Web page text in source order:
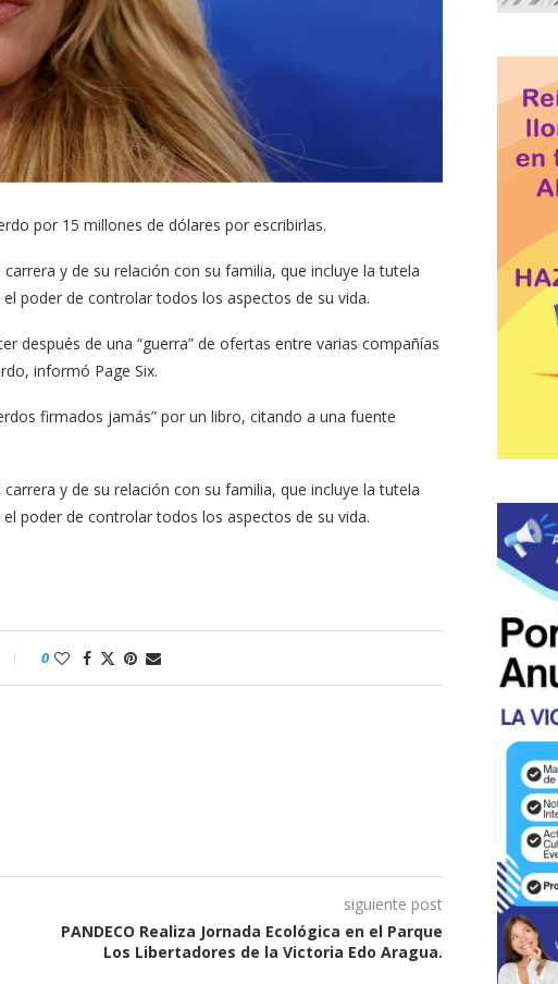
por 15 millones de dólares por escribirlas.
y de su relación con su familia, que incluye la tutela
poder de controlar todos los aspectos de su vida.
después de una “guerra” de ofertas entre varias compañías
informó Page Six.
firmados jamás” por un libro, citando a una fuente
y de su relación con su familia, que incluye la tutela
poder de controlar todos los aspectos de su vida.
0
siguiente post
PANDECO Realiza Jornada Ecológica en el Parque
Los Libertadores de la Victoria Edo Aragua.